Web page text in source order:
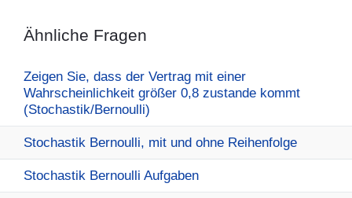
Ähnliche Fragen
Zeigen Sie, dass der Vertrag mit einer
Wahrscheinlichkeit größer 0,8 zustande kommt
(Stochastik/Bernoulli)
Stochastik Bernoulli, mit und ohne Reihenfolge
Stochastik Bernoulli Aufgaben